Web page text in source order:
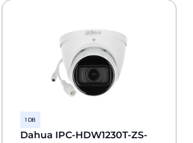
1 DB
Dahua IPC-HDW1230T-ZS-